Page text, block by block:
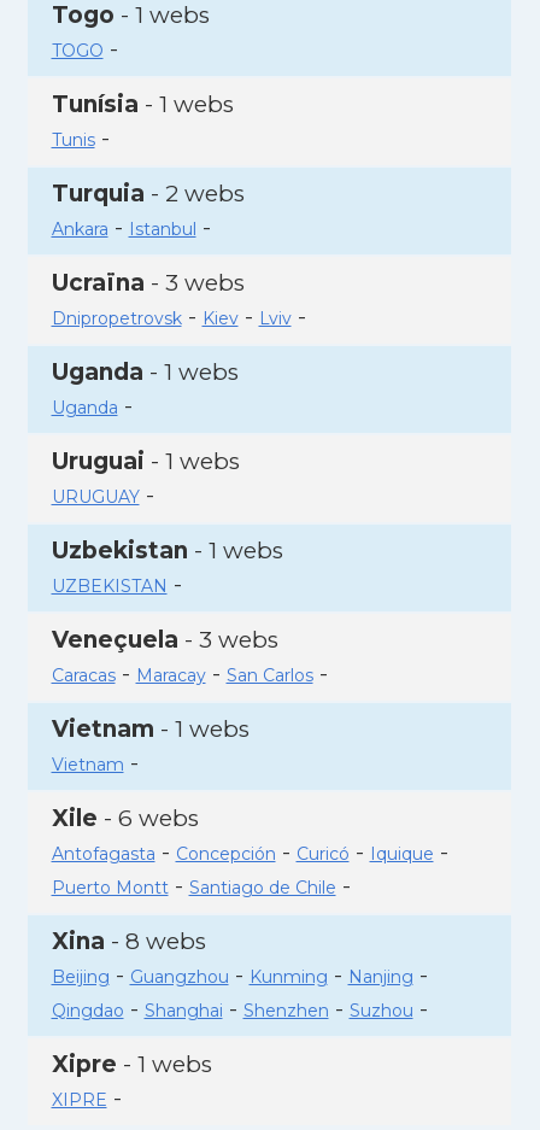
Togo - 1 webs
TOGO -
Tunísia - 1 webs
Tunis-
Turquia - 2 webs
Ankara - Istanbul -
Ucraïna - 3 webs
Dnipropetrovsk- Kiev- Lviv-
Uganda - 1 webs
Uganda -
Uruguai - 1 webs
URUGUAY-
Uzbekistan - 1 webs
UZBEKISTAN -
Veneçuela - 3 webs
Caracas- Maracay- San Carlos-
Vietnam - 1 webs
Vietnam -
Xile - 6 webs
Antofagasta - Concepción - Curicó - Iquique -
Puerto Montt- Santiago de Chile -
Xina - 8 webs
Beijing - Guangzhou - Kunming - Nanjing -
Qingdao - Shanghai - Shenzhen - Suzhou -
Xipre - 1 webs
XIPRE -